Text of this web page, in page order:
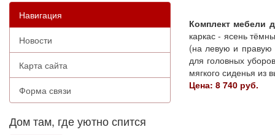
Навигация
Новости
Карта сайта
Форма связи
Дом там, где уютно спится
Комплект мебели
каркас - ясень
(на левую и
для головных
мягкого сиденья из
Цена: 8 740 руб.